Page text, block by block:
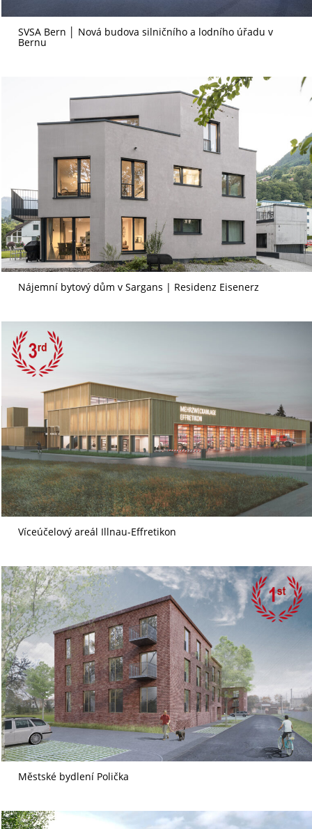
SVSA Bern │ Nová budova silničního a lodního úřadu v
Bernu
Nájemní bytový dům v Sargans | Residenz Eisenerz
Víceúčelový areál Illnau-Effretikon
Městské bydlení Polička